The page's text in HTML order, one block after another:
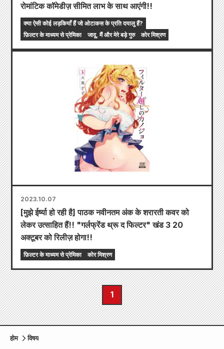
रोमांटिक कॉमेडीज़ सीमित लाभ के साथ आएंगी!!
क्या ऐसी कोई लड़कियाँ हैं जो ओटाकस के प्रति दयालु हैं?
फ़िल्टर के माध्यम से प्रेमिका
जादू, मैं और मेरे बड़े गुरु कोर मिश्रण
2023.10.07
[मुझे ईर्ष्या हो रही है] पाठक नवीनतम अंक के शरारती कवर को
लेकर उत्साहित हैं!! "गर्लफ्रेंड थ्रू द फिल्टर" खंड 3 20
अक्टूबर को रिलीज़ होगा!!
फ़िल्टर के माध्यम से प्रेमिका कोर मिश्रण
1
होम विषय